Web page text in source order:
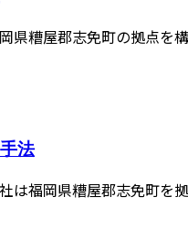
県糟屋郡志免町の拠点
法
は福岡県糟屋郡志免町